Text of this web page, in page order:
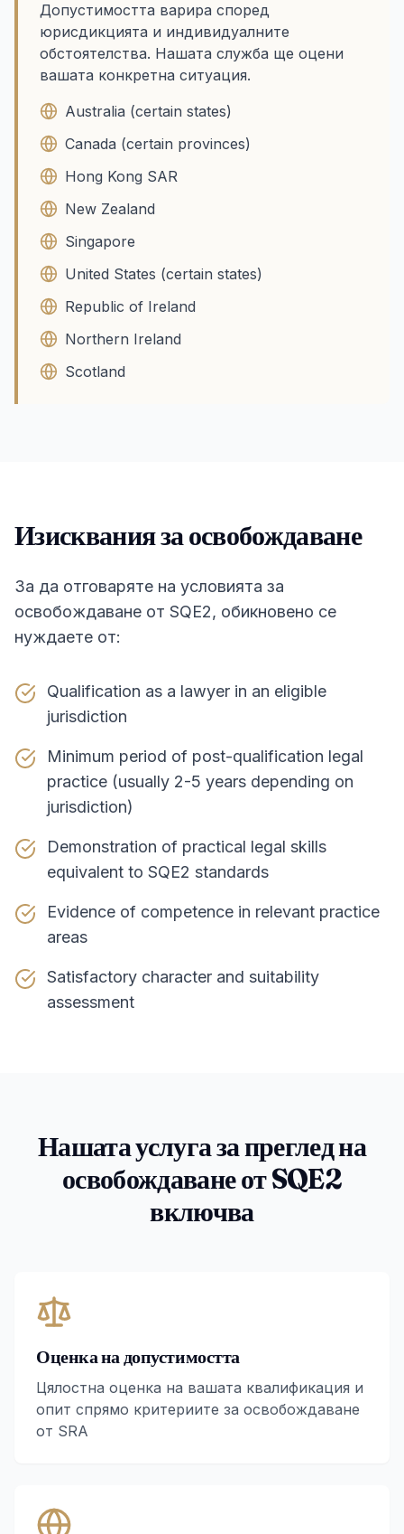
Допустимостта варира според
юрисдикцията и индивидуалните
обстоятелства. Нашата служба ще оцени
вашата конкретна ситуация.
Australia (certain states)
Canada (certain provinces)
Hong Kong SAR
New Zealand
Singapore
United States (certain states)
Republic of Ireland
Northern Ireland
Scotland
Изисквания за освобождаване
За да отговаряте на условията за
освобождаване от SQE2, обикновено се
нуждаете от:
Qualification as a lawyer in an eligible
jurisdiction
Minimum period of post-qualification legal
practice (usually 2-5 years depending on
jurisdiction)
Demonstration of practical legal skills
equivalent to SQE2 standards
Evidence of competence in relevant practice
areas
Satisfactory character and suitability
assessment
Нашата услуга за преглед на
освобождаване от SQE2
включва
Оценка на допустимостта
Цялостна оценка на вашата квалификация и
опит спрямо критериите за освобождаване
от SRA